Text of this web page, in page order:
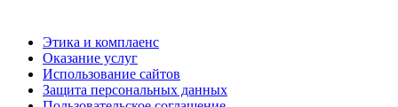
Этика и комплаенс
Оказание услуг
Использование сайтов
Защита персональных данных